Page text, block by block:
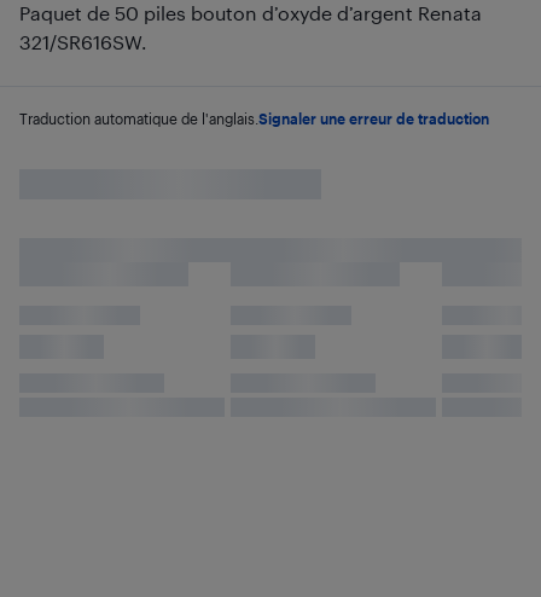
Paquet de 50 piles bouton d’oxyde d’argent Renata
321/SR616SW.
Traduction automatique de l'anglais. Signaler une erreur de traduction